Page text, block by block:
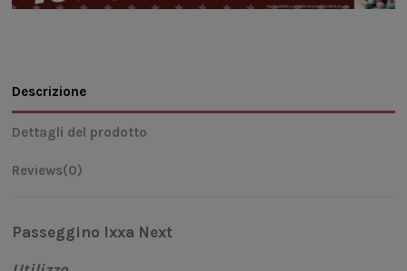
Descrizione
Dettagli del prodotto
Reviews(0)
Passeggino Ixxa Next